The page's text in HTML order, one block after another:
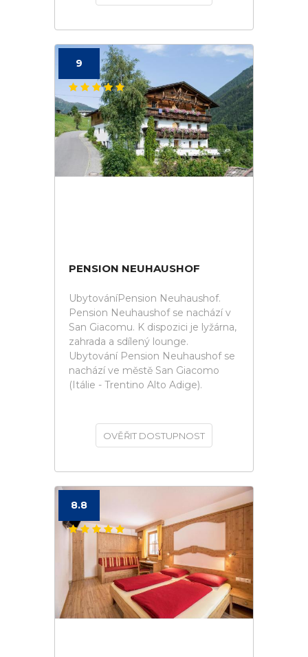
9
PENSION NEUHAUSHOF
UbytováníPension Neuhaushof.
Pension Neuhaushof se nachází v
San Giacomu. K dispozici je lyžárna,
zahrada a sdílený lounge.
Ubytování Pension Neuhaushof se
nachází ve městě San Giacomo
(Itálie - Trentino Alto Adige).
OVĚŘIT DOSTUPNOST
8.8